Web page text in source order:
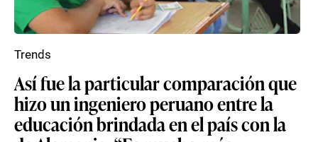
Así fue la particular comparación que
hizo un ingeniero peruano entre la
educación brindada en el país con la
Trends